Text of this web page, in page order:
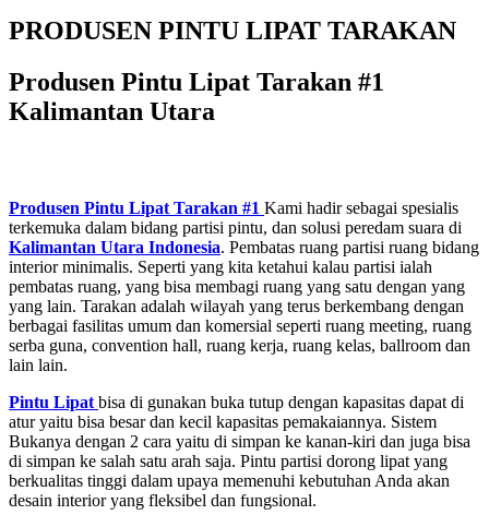
PRODUSEN PINTU LIPAT TARAKAN
Produsen Pintu Lipat Tarakan #1
Kalimantan Utara
Produsen Pintu Lipat Tarakan #1 Kami hadir sebagai spesialis
terkemuka dalam bidang partisi pintu, dan solusi peredam suara di
Kalimantan Utara Indonesia. Pembatas ruang partisi ruang bidang
interior minimalis. Seperti yang kita ketahui kalau partisi ialah
pembatas ruang, yang bisa membagi ruang yang satu dengan yang
yang lain. Tarakan adalah wilayah yang terus berkembang dengan
berbagai fasilitas umum dan komersial seperti ruang meeting, ruang
serba guna, convention hall, ruang kerja, ruang kelas, ballroom dan
lain lain.
Pintu Lipatbisa di gunakan buka tutup dengan kapasitas dapat di
atur yaitu bisa besar dan kecil kapasitas pemakaiannya. Sistem
Bukanya dengan 2 cara yaitu di simpan ke kanan-kiri dan juga bisa
di simpan ke salah satu arah saja. Pintu partisi dorong lipat yang
berkualitas tinggi dalam upaya memenuhi kebutuhan Anda akan
desain interior yang fleksibel dan fungsional.